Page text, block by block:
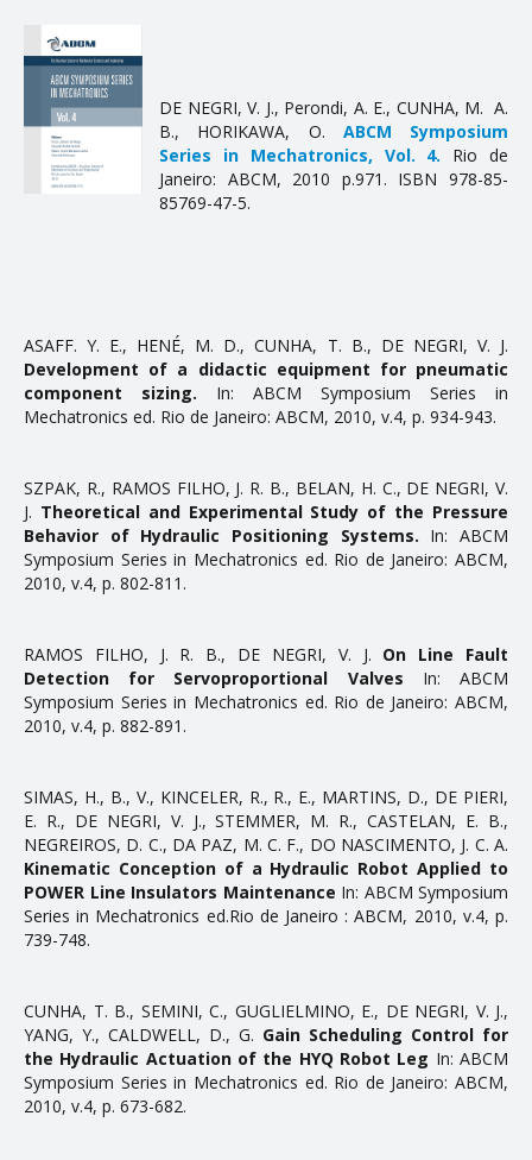
DE NEGRI, V. J., Perondi, A. E., CUNHA, M. A.
B., HORIKAWA, O. ABCM Symposium
Series in Mechatronics, Vol. 4. Rio de
Janeiro: ABCM, 2010 p.971. ISBN 978-85-
85769-47-5.
ASAFF. Y. E., HENÉ, M. D., CUNHA, T. B., DE NEGRI, V. J.
Development of a didactic equipment for pneumatic
component sizing. In: ABCM Symposium Series in
Mechatronics ed. Rio de Janeiro: ABCM, 2010, v.4, p. 934-943.
SZPAK, R., RAMOS FILHO, J. R. B., BELAN, H. C., DE NEGRI, V.
J. Theoretical and Experimental Study of the Pressure
Behavior of Hydraulic Positioning Systems. In: ABCM
Symposium Series in Mechatronics ed. Rio de Janeiro: ABCM,
2010, v.4, p. 802-811.
RAMOS FILHO, J. R. B., DE NEGRI, V. J. On Line Fault
Detection for Servoproportional Valves In: ABCM
Symposium Series in Mechatronics ed. Rio de Janeiro: ABCM,
2010, v.4, p. 882-891.
SIMAS, H., B., V., KINCELER, R., R., E., MARTINS, D., DE PIERI,
E. R., DE NEGRI, V. J., STEMMER, M. R., CASTELAN, E. B.,
NEGREIROS, D. C., DA PAZ, M. C. F., DO NASCIMENTO, J. C. A.
Kinematic Conception of a Hydraulic Robot Applied to
POWER Line Insulators Maintenance In: ABCM Symposium
Series in Mechatronics ed.Rio de Janeiro : ABCM, 2010, v.4, p.
739-748.
CUNHA, T. B., SEMINI, C., GUGLIELMINO, E., DE NEGRI, V. J.,
YANG, Y., CALDWELL, D., G. Gain Scheduling Control for
the Hydraulic Actuation of the HYQ Robot Leg In: ABCM
Symposium Series in Mechatronics ed. Rio de Janeiro: ABCM,
2010, v.4, p. 673-682.